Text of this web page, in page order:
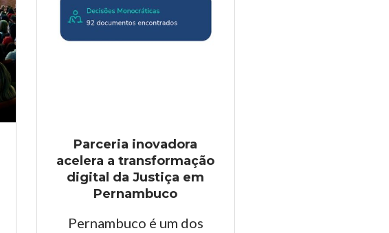
Parceria inovadora
acelera a transformação
digital da Justiça em
Pernambuco
Pernambuco é um dos